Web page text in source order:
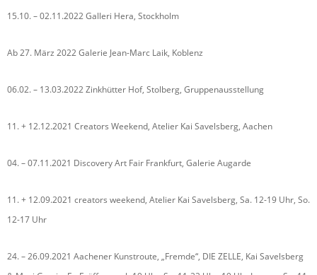
15.10. – 02.11.2022 Galleri Hera, Stockholm
Ab 27. März 2022 Galerie Jean-Marc Laik, Koblenz
06.02. – 13.03.2022 Zinkhütter Hof, Stolberg, Gruppenausstellung
11. + 12.12.2021 Creators Weekend, Atelier Kai Savelsberg, Aachen
04. – 07.11.2021 Discovery Art Fair Frankfurt, Galerie Augarde
11. + 12.09.2021 creators weekend, Atelier Kai Savelsberg, Sa. 12-19 Uhr, So.
12-17 Uhr
24. – 26.09.2021 Aachener Kunstroute, „Fremde“, DIE ZELLE, Kai Savelsberg